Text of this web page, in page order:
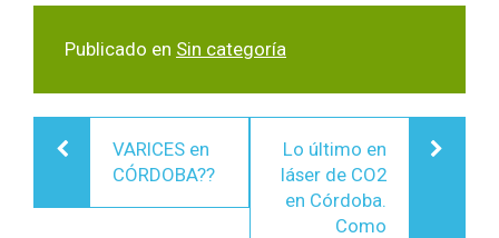
Publicado en Sin categoría
Navegación
de
entradas
VARICES en
CÓRDOBA??
Lo último en
láser de CO2
en Córdoba.
Como